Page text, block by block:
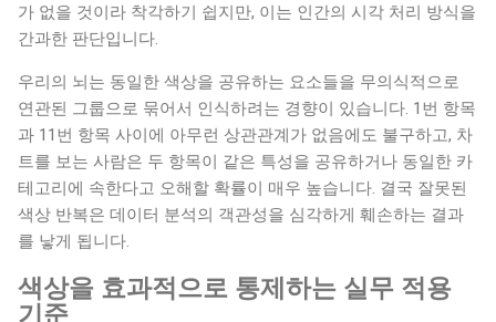
가 없을 것이라 착각하기 쉽지만, 이는 인간의 시각 처리 방식을
간과한 판단입니다.
우리의 뇌는 동일한 색상을 공유하는 요소들을 무의식적으로
연관된 그룹으로 묶어서 인식하려는 경향이 있습니다. 1번 항목
과 11번 항목 사이에 아무런 상관관계가 없음에도 불구하고, 차
트를 보는 사람은 두 항목이 같은 특성을 공유하거나 동일한 카
테고리에 속한다고 오해할 확률이 매우 높습니다. 결국 잘못된
색상 반복은 데이터 분석의 객관성을 심각하게 훼손하는 결과
를 낳게 됩니다.
색상을 효과적으로 통제하는 실무 적용
기준